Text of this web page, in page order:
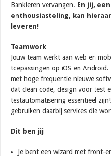
Bankieren vervangen. En jij,
enthousiasteling, kan
leveren!
Teamwork
Jouw team werkt aan web en
toepassingen op iOS en
met hoge frequentie nieuwe
dat clean code, design voor test
testautomatisering essentieel
gebruiken daarbij services die
Dit ben jij
Je bent een wizard met front-